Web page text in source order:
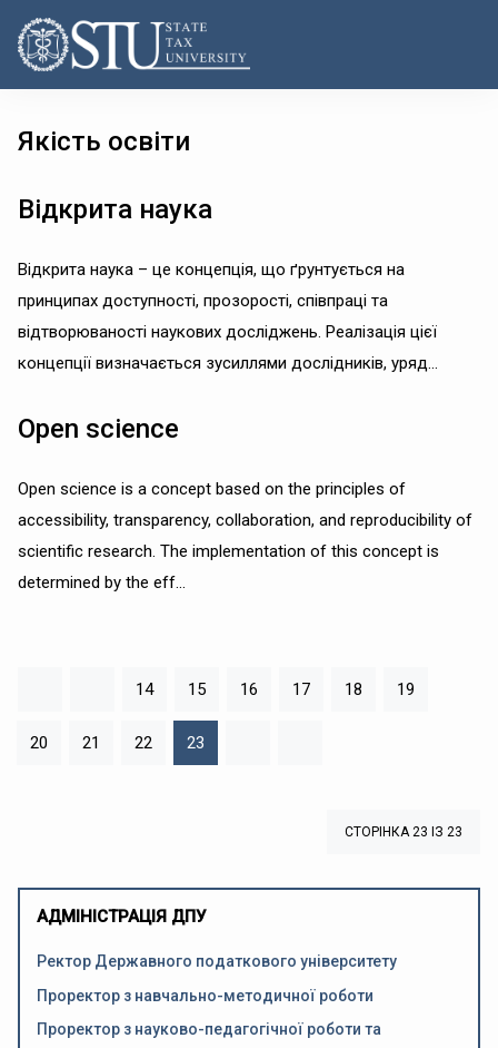
Якість освіти
Відкрита наука
Відкрита наука – це концепція, що ґрунтується на
принципах доступності, прозорості, співпраці та
відтворюваності наукових досліджень. Реалізація цієї
концепції визначається зусиллями дослідників, уряд...
Open science
Open science is a concept based on the principles of
accessibility, transparency, collaboration, and reproducibility of
scientific research. The implementation of this concept is
determined by the eff...
14 15 16 17 18 19
20 21 22 23
СТОРІНКА 23 ІЗ 23
АДМІНІСТРАЦІЯ ДПУ
Ректор Державного податкового університету
Проректор з навчально-методичної роботи
Проректор з науково-педагогічної роботи та